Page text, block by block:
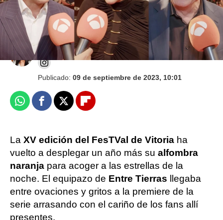
Mariam Armiñana
Publicado: 09 de septiembre de 2023, 10:01
WhatsappFacebook
X Flipboard
La XV edición del FesTVal de Vitoria ha
vuelto a desplegar un año más su alfombra
naranja para acoger a las estrellas de la
noche. El equipazo de Entre Tierras llegaba
entre ovaciones y gritos a la premiere de la
serie arrasando con el cariño de los fans allí
presentes.